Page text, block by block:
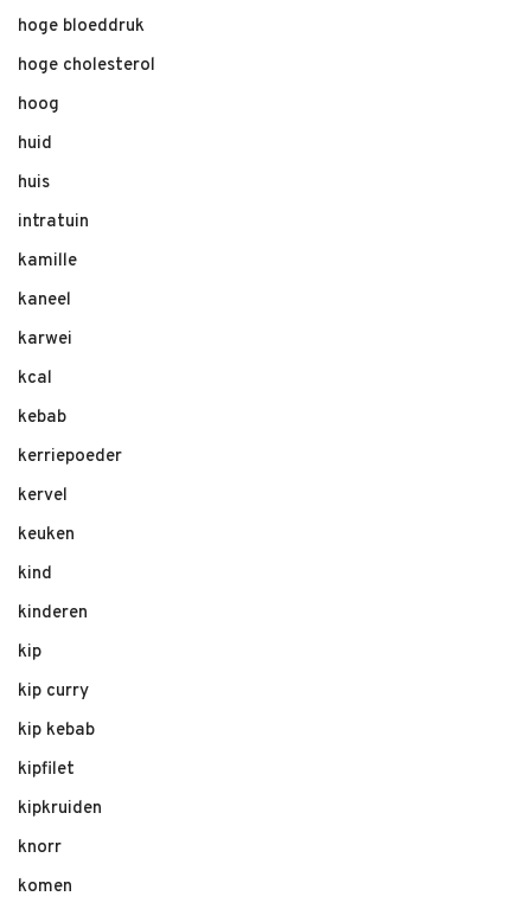
hoge bloeddruk
hoge cholesterol
hoog
huid
huis
intratuin
kamille
kaneel
karwei
kcal
kebab
kerriepoeder
kervel
keuken
kind
kinderen
kip
kip curry
kip kebab
kipfilet
kipkruiden
knorr
komen